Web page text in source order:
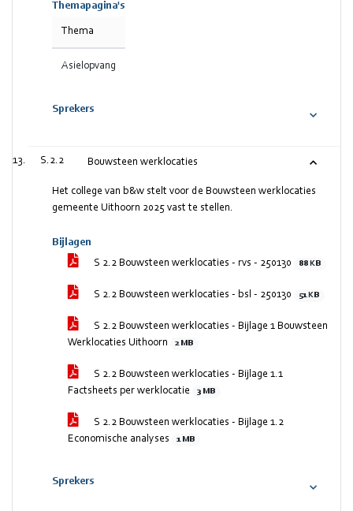
Themapagina's
Thema
Asielopvang
Sprekers
S.2.2 Bouwsteen werklocaties
Het college van b&w stelt voor de Bouwsteen werklocaties
gemeente Uithoorn 2025 vast te stellen.
Bijlagen
S 2.2 Bouwsteen werklocaties - rvs - 250130
88 KB
S 2.2 Bouwsteen werklocaties - bsl - 250130 51 KB
S 2.2 Bouwsteen werklocaties - Bijlage 1 Bouwsteen
Werklocaties Uithoorn
2 MB
S 2.2 Bouwsteen werklocaties - Bijlage 1.1
Factsheets per werklocatie
3 MB
S 2.2 Bouwsteen werklocaties - Bijlage 1.2
Economische analyses
1 MB
Sprekers